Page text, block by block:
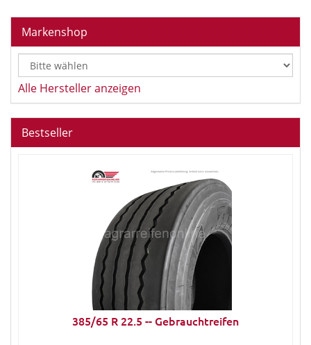
Markenshop
Alle Hersteller anzeigen
Bestseller
385/65 R 22.5 -- Gebrauchtreifen